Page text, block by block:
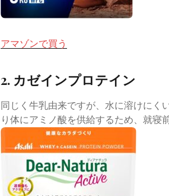
アマゾンで買う
2. カゼインプロテイン
同じく牛乳由来ですが、水に溶けにく
り体にアミノ酸を供給するため、就寝